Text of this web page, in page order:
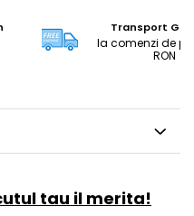
Transport
la comenzi de
RON
tau il merita!